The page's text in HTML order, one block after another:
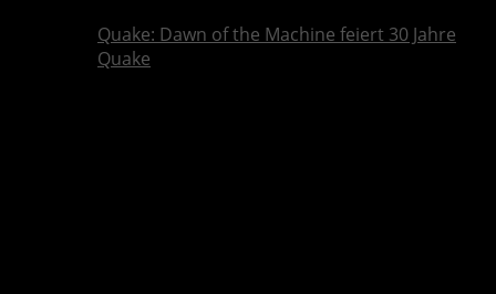
Quake: Dawn of the Machine feiert 30 Jahre
Quake